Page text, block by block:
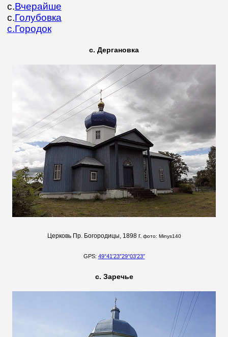
с.Вчерайше
с.Голубовка
с.Городок
с. Дергановка
Церковь Пр. Богородицы, 1898 г. фото: Minys140
GPS: 49°41′23″29°03′23″
с. Заречье